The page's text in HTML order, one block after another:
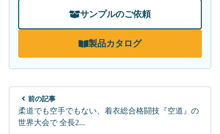
サンプルのご依頼
製品カタログ
前の記事
柔道でも空手でもない、着衣総合格闘技『空道』の
世界大会で 全長2...